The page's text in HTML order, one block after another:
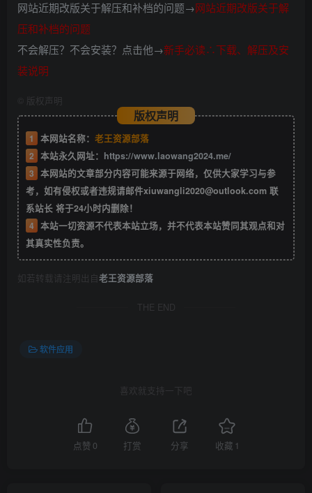
网站近期改版关于解压和补档的问题→网站近期改版关于解
压和补档的问题
不会解压？不会安装？点击他→新手必读∴下载、解压及安
装说明
版权声明
版权声明
1 本网站名称： 老王资源部落
2 本站永久网址： https://www.laowang2024.me/
3 本网站的文章部分内容可能来源于网络，仅供大家学习与参
考，如有侵权或者违规请邮件xiuwangli2020@outlook.com 联
系站长 将于24小时内删除！
4 本站一切资源不代表本站立场，并不代表本站赞同其观点和对
其真实性负责。
如若转载请注明出自老王资源部落
THE END
软件应用
喜欢就支持一下吧
点赞 0 打赏 分享 收藏 1